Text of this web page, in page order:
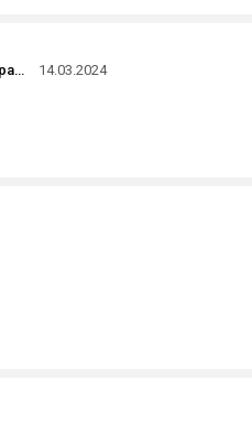
У меня вопрос к тем разрабам, которые не добавляют русик в свои игры
14.03.2024